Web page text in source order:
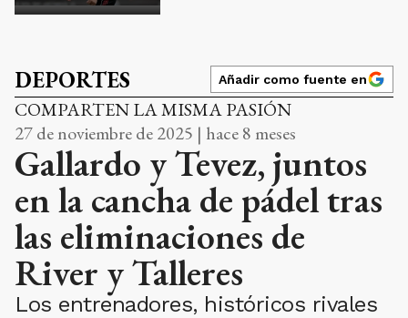
DEPORTES Añadir como fuente en
COMPARTEN LA MISMA PASIÓN
27 de noviembre de 2025 | hace 8 meses
Gallardo y Tevez, juntos
en la cancha de pádel tras
las eliminaciones de
River y Talleres
Los entrenadores, históricos rivales